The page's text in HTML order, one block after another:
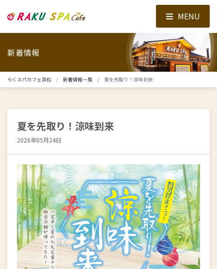
新着情報
らくスパカフェ浜松 新着情報一覧 夏を先取り！涼味到来
夏を先取り！涼味到来
2026年05月24日
MENU